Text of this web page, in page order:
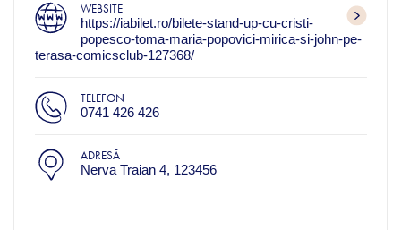
WEBSITE
https://iabilet.ro/bilete-stand-up-cu-cristi-
popesco-toma-maria-popovici-mirica-si-john-pe-
terasa-comicsclub-127368/
TELEFON
0741 426 426
ADRESĂ
Nerva Traian 4, 123456